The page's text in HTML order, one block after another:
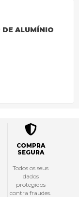
DE ALUMÍNIO
COMPRA
SEGURA
Todos os seus
dados
protegidos
contra fraudes.